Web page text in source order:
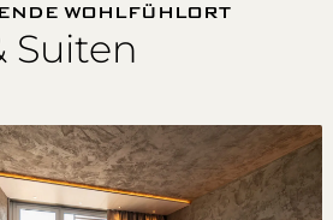
WOHLFÜHLORT
Suiten